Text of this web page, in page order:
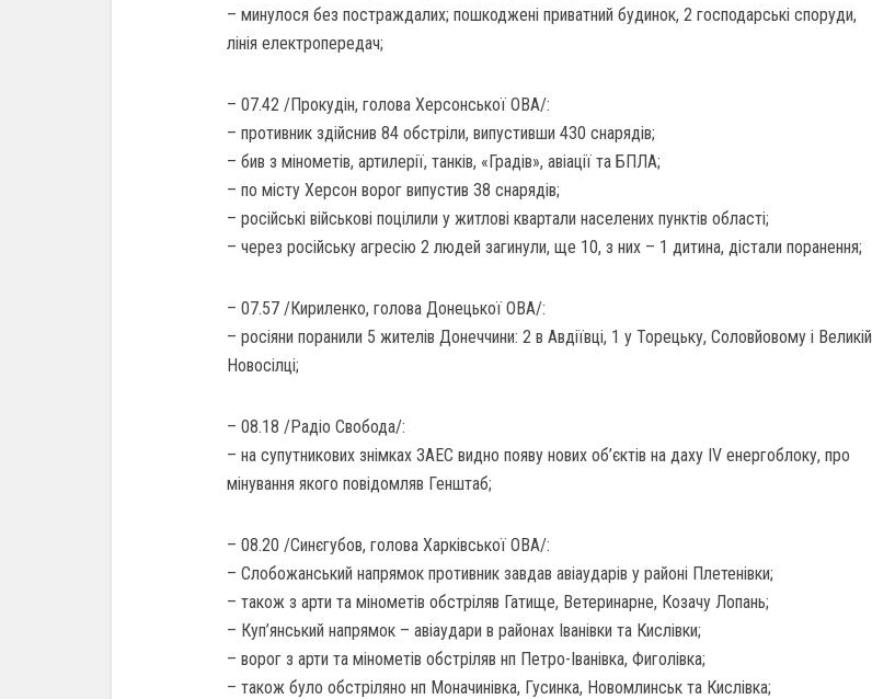
– минулося без постраждалих; пошкоджені приватний будинок, 2 господарські споруди,
лінія електропередач;
– 07.42 /Прокудін, голова Херсонської ОВА/:
– противник здійснив 84 обстріли, випустивши 430 снарядів;
– бив з мінометів, артилерії, танків, «Градів», авіації та БПЛА;
– по місту Херсон ворог випустив 38 снарядів;
– російські військові поцілили у житлові квартали населених пунктів області;
– через російську агресію 2 людей загинули, ще 10, з них – 1 дитина, дістали поранення;
– 07.57 /Кириленко, голова Донецької ОВА/:
– росіяни поранили 5 жителів Донеччини: 2 в Авдіївці, 1 у Торецьку, Соловйовому і Великій
Новосілці;
– 08.18 /Радіо Свобода/:
– на супутникових знімках ЗАЕС видно появу нових об’єктів на даху IV енергоблоку, про
мінування якого повідомляв Генштаб;
– 08.20 /Синєгубов, голова Харківської ОВА/:
– Слобожанський напрямок противник завдав авіаударів у районі Плетенівки;
– також з арти та мінометів обстріляв Гатище, Ветеринарне, Козачу Лопань;
– Куп’янський напрямок – авіаудари в районах Іванівки та Кислівки;
– ворог з арти та мінометів обстріляв нп Петро-Іванівка, Фиголівка;
– також було обстріляно нп Моначинівка, Гусинка, Новомлинськ та Кислівка;